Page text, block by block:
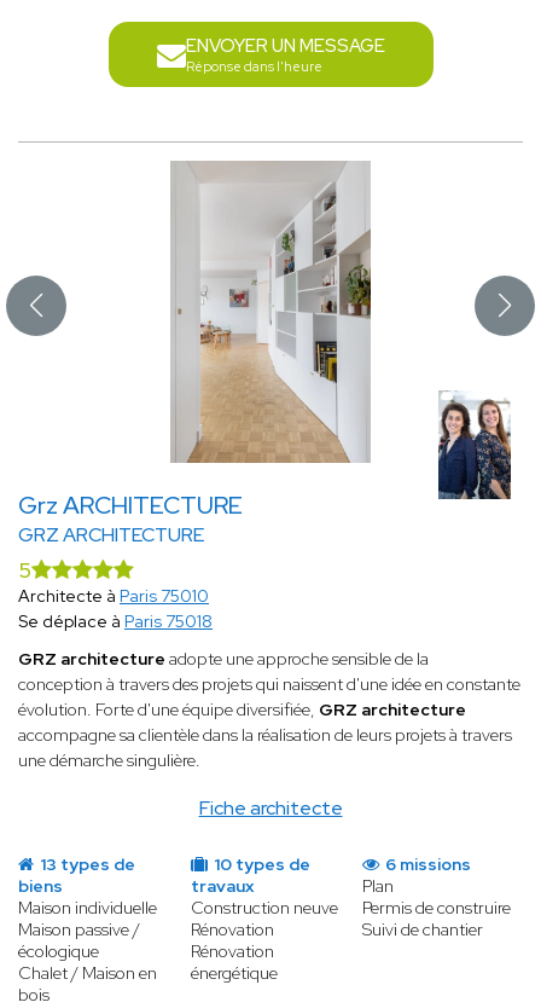
ENVOYER UN MESSAGE
Réponse dans l'heure
Grz ARCHITECTURE
GRZ ARCHITECTURE
Fiche architecte
5
Architecte à Paris 75010
Se déplace à Paris 75018
GRZ architecture adopte une approche sensible de la
conception à travers des projets qui naissent d'une idée en constante
évolution. Forte d'une équipe diversifiée, GRZ architecture
accompagne sa clientèle dans la réalisation de leurs projets à travers
une démarche singulière.
13 types de
biens
Maison individuelle
Maison passive /
écologique
Chalet / Maison en
bois
10 types de
travaux
Construction neuve
Rénovation
Rénovation
énergétique
6 missions
Plan
Permis de construire
Suivi de chantier